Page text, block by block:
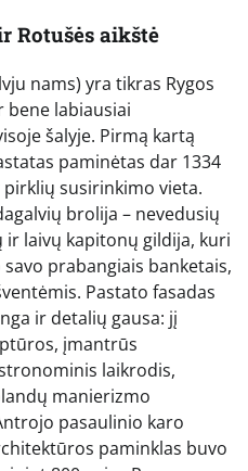
Rotušės aikštė
nams) yra tikras Rygos
bene labiausiai
šalyje. Pirmą kartą
paminėtas dar 1334
susirinkimo vieta.
brolija – nevedusių
laivų kapitonų gildija, kuri
prabangiais banketais,
Pastato fasadas
ir detalių gausa: jį
įmantrūs
laikrodis,
manierizmo
pasaulinio karo
paminklas buvo